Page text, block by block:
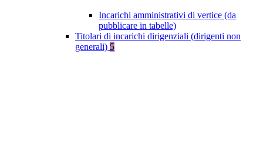
Incarichi amministrativi di vertice (da
pubblicare in tabelle)
Titolari di incarichi dirigenziali (dirigenti non
generali) 5